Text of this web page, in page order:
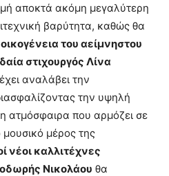
αποκτά ακόμη μεγαλύτερη
βαρύτητα, καθώς θα
του αείμνηστου
στιχουργός Λίνα
αναλάβει την
την υψηλή
ατμόσφαιρα που αρμόζει σε
μέρος της
νέοι καλλιτέχνες
Νικολάου θα